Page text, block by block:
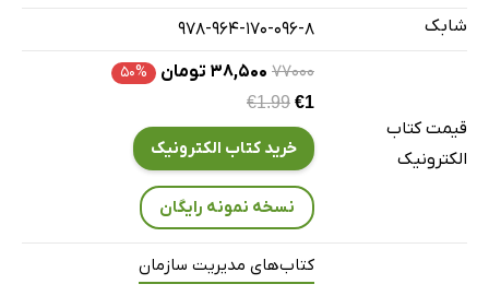
شابک
978-964-170-096-8
قیمت کتاب
الکترونیک
۷۷۰۰۰ ۳۸,۵۰۰ تومان ۵۰%
€1.99 €1
خرید کتاب الکترونیک
نسخه نمونه رایگان
کتاب‌های مدیریت سازمان